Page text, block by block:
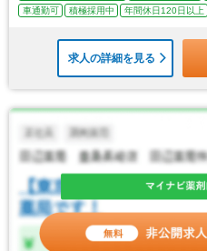
車通勤可
積極採用中 年間休日120日以上
求人の詳細を見る